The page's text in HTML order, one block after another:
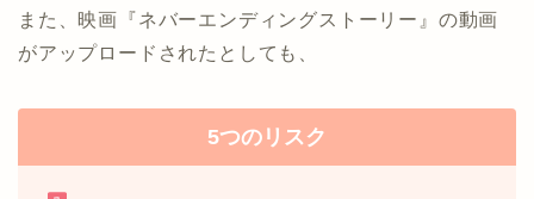
また、映画『ネバーエンディングストーリー』の動画
がアップロードされたとしても、
5つのリスク